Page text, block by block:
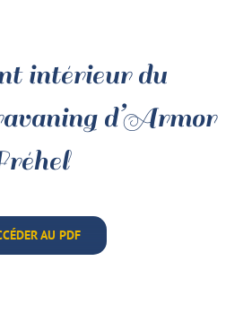
intérieur du
d’Armor
AU PDF